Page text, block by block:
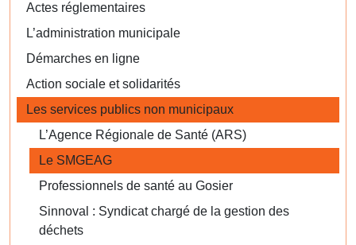
Actes réglementaires
L’administration municipale
Démarches en ligne
Action sociale et solidarités
Les services publics non municipaux
L’Agence Régionale de Santé (ARS)
Le SMGEAG
Professionnels de santé au Gosier
Sinnoval : Syndicat chargé de la gestion des
déchets